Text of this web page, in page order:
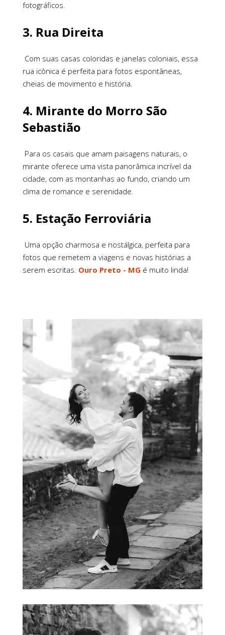
fotográficos.
3. Rua Direita
Com suas casas coloridas e janelas coloniais, essa
rua icônica é perfeita para fotos espontâneas,
cheias de movimento e história.
4. Mirante do Morro São
Sebastião
Para os casais que amam paisagens naturais, o
mirante oferece uma vista panorâmica incrível da
cidade, com as montanhas ao fundo, criando um
clima de romance e serenidade.
5. Estação Ferroviária
Uma opção charmosa e nostálgica, perfeita para
fotos que remetem a viagens e novas histórias a
serem escritas. Ouro Preto - MG é muito linda!